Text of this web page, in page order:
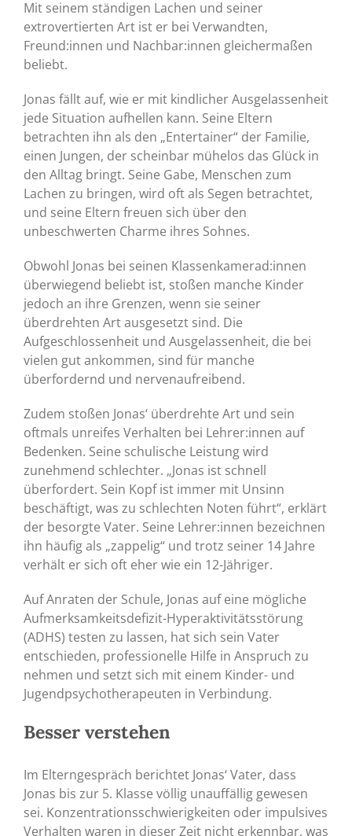
Mit seinem ständigen Lachen und seiner
extrovertierten Art ist er bei Verwandten,
Freund:innen und Nachbar:innen gleichermaßen
beliebt.
Jonas fällt auf, wie er mit kindlicher Ausgelassenheit
jede Situation aufhellen kann. Seine Eltern
betrachten ihn als den „Entertainer“ der Familie,
einen Jungen, der scheinbar mühelos das Glück in
den Alltag bringt. Seine Gabe, Menschen zum
Lachen zu bringen, wird oft als Segen betrachtet,
und seine Eltern freuen sich über den
unbeschwerten Charme ihres Sohnes.
Obwohl Jonas bei seinen Klassenkamerad:innen
überwiegend beliebt ist, stoßen manche Kinder
jedoch an ihre Grenzen, wenn sie seiner
überdrehten Art ausgesetzt sind. Die
Aufgeschlossenheit und Ausgelassenheit, die bei
vielen gut ankommen, sind für manche
überfordernd und nervenaufreibend.
Zudem stoßen Jonas‘ überdrehte Art und sein
oftmals unreifes Verhalten bei Lehrer:innen auf
Bedenken. Seine schulische Leistung wird
zunehmend schlechter. „Jonas ist schnell
überfordert. Sein Kopf ist immer mit Unsinn
beschäftigt, was zu schlechten Noten führt“, erklärt
der besorgte Vater. Seine Lehrer:innen bezeichnen
ihn häufig als „zappelig“ und trotz seiner 14 Jahre
verhält er sich oft eher wie ein 12-Jähriger.
Auf Anraten der Schule, Jonas auf eine mögliche
Aufmerksamkeitsdefizit-Hyperaktivitätsstörung
(ADHS) testen zu lassen, hat sich sein Vater
entschieden, professionelle Hilfe in Anspruch zu
nehmen und setzt sich mit einem Kinder- und
Jugendpsychotherapeuten in Verbindung.
Besser verstehen
Im Elterngespräch berichtet Jonas‘ Vater, dass
Jonas bis zur 5. Klasse völlig unauffällig gewesen
sei. Konzentrationsschwierigkeiten oder impulsives
Verhalten waren in dieser Zeit nicht erkennbar, was